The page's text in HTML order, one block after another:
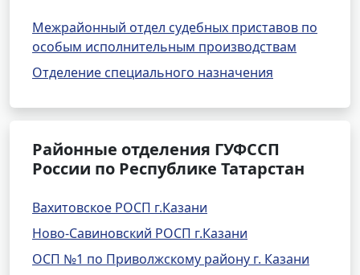
Межрайонный отдел судебных приставов по
особым исполнительным производствам
Отделение специального назначения
Районные отделения ГУФССП
России по Республике Татарстан
Вахитовское РОСП г.Казани
Ново-Савиновский РОСП г.Казани
ОСП №1 по Приволжскому району г. Казани